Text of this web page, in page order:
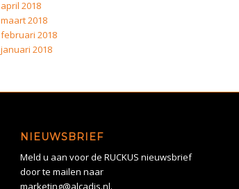
april 2018
maart 2018
februari 2018
januari 2018
NIEUWSBRIEF
Meld u aan voor de RUCKUS nieuwsbrief
door te mailen naar
marketing@alcadis.nl.